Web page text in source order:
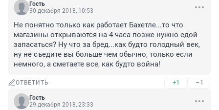
Гость
30 декабря 2018, 10:53
Не понятно только как работает Бахетле...то что
магазины открываются на 4 часа позже нужно едой
запасаться? Ну что за бред...как будто голодный век,
ну не съедите вы больше чем обычно, только если
немного, а сметаете все, как будто война!
ОТВЕТИТЬ +1 –1
Гость
29 декабря 2018, 23:33